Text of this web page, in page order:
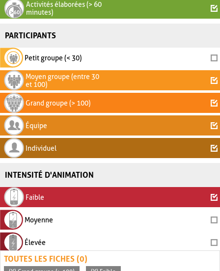
Activités élaborées (> 60
minutes)
PARTICIPANTS
Petit groupe (< 30)
Moyen groupe (entre 30
et 100)
Grand groupe (> 100)
Équipe
Individuel
INTENSITÉ D'ANIMATION
Faible
Moyenne
Élevée
TOUTES LES FICHES (0)